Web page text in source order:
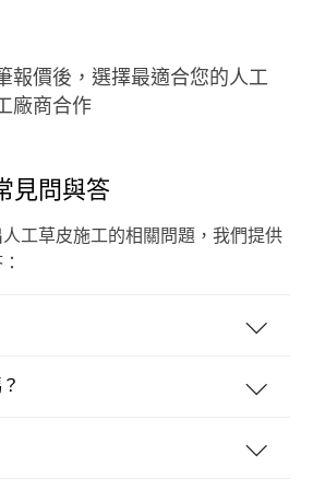
報價後，選擇最適合您的人工
廠商合作
見問與答
工草皮施工的相關問題，我們提供